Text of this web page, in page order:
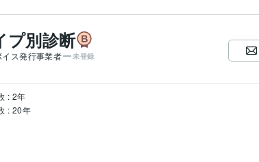
プ別診断
イス発行事業者 未登録
: 2年
: 20年